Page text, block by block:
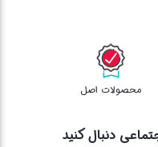
محصولات اصل
دنبال کنید